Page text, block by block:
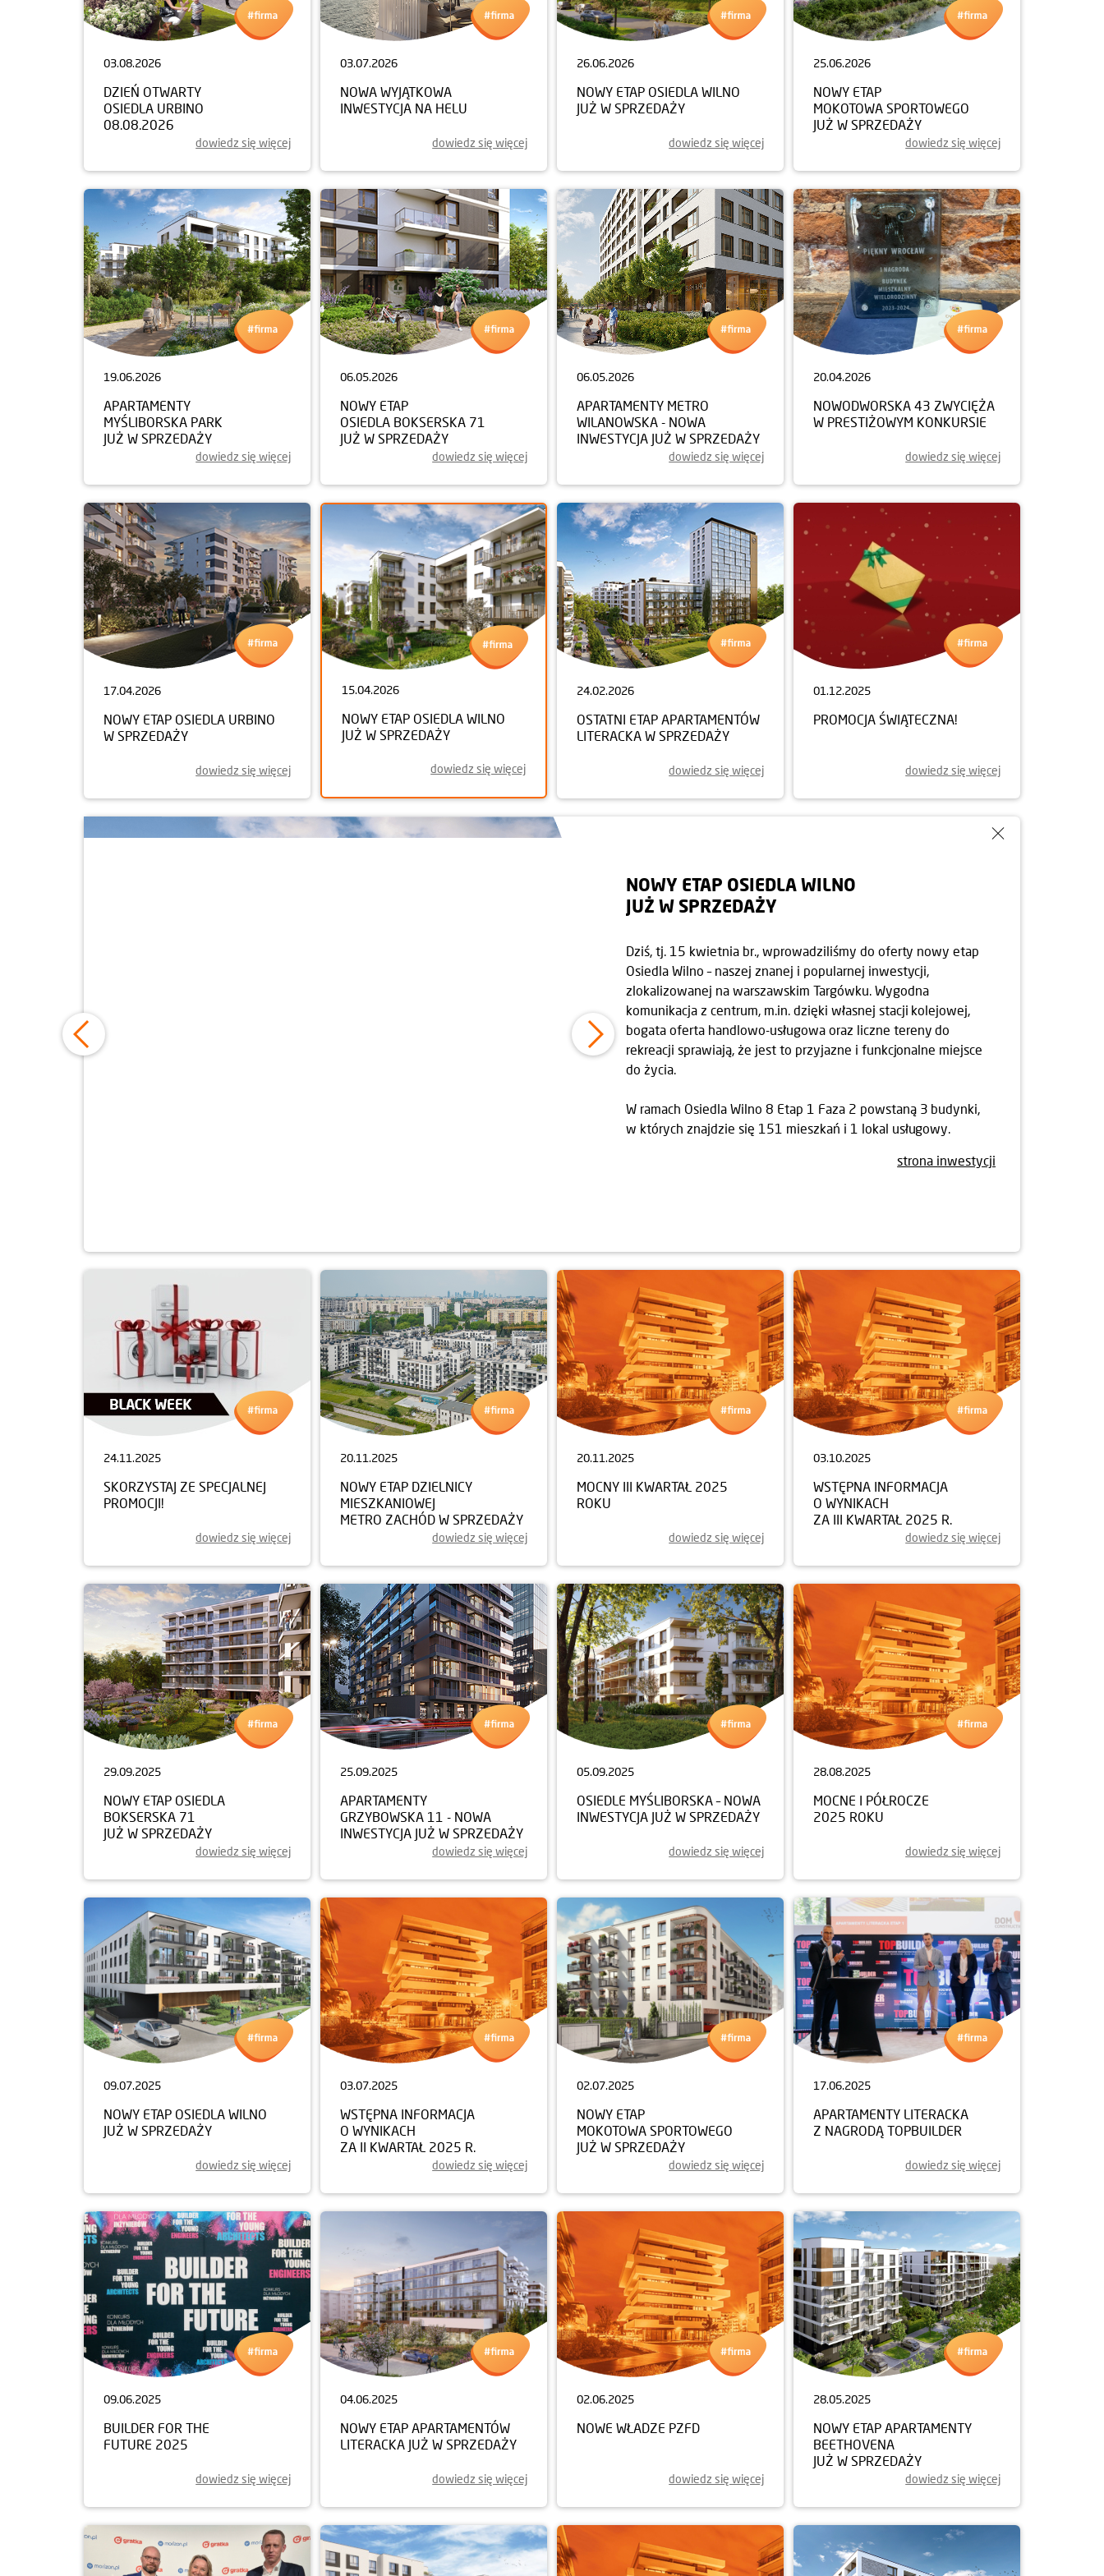
03.08.2026
DZIEŃ OTWARTY
OSIEDLA URBINO
08.08.2026
dowiedz się więcej
03.07.2026
NOWA WYJĄTKOWA
INWESTYCJA NA HELU
dowiedz się więcej
26.06.2026
NOWY ETAP OSIEDLA WILNO
JUŻ W SPRZEDAŻY
dowiedz się więcej
25.06.2026
NOWY ETAP
MOKOTOWA SPORTOWEGO
JUŻ W SPRZEDAŻY
dowiedz się więcej
19.06.2026
APARTAMENTY
MYŚLIBORSKA PARK
JUŻ W SPRZEDAŻY
dowiedz się więcej
06.05.2026
NOWY ETAP
OSIEDLA BOKSERSKA 71
JUŻ W SPRZEDAŻY
dowiedz się więcej
06.05.2026
APARTAMENTY METRO
WILANOWSKA - NOWA
INWESTYCJA JUŻ W SPRZEDAŻY
dowiedz się więcej
20.04.2026
NOWODWORSKA 43 ZWYCIĘŻA
W PRESTIŻOWYM KONKURSIE
dowiedz się więcej
17.04.2026
NOWY ETAP OSIEDLA URBINO
W SPRZEDAŻY
dowiedz się więcej
15.04.2026
NOWY ETAP OSIEDLA WILNO
JUŻ W SPRZEDAŻY
dowiedz się więcej
24.02.2026
OSTATNI ETAP APARTAMENTÓW
LITERACKA W SPRZEDAŻY
dowiedz się więcej
01.12.2025
PROMOCJA ŚWIĄTECZNA!
dowiedz się więcej
NOWY ETAP OSIEDLA WILNO
JUŻ W SPRZEDAŻY
Dziś, tj. 15 kwietnia br., wprowadziliśmy do oferty nowy etap
Osiedla Wilno – naszej znanej i popularnej inwestycji,
zlokalizowanej na warszawskim Targówku. Wygodna
komunikacja z centrum, m.in. dzięki własnej stacji kolejowej,
bogata oferta handlowo-usługowa oraz liczne tereny do
rekreacji sprawiają, że jest to przyjazne i funkcjonalne miejsce
do życia.
W ramach Osiedla Wilno 8 Etap 1 Faza 2 powstaną 3 budynki,
w których znajdzie się 151 mieszkań i 1 lokal usługowy.
strona inwestycji
24.11.2025
SKORZYSTAJ ZE SPECJALNEJ
PROMOCJI!
dowiedz się więcej
20.11.2025
NOWY ETAP DZIELNICY
MIESZKANIOWEJ
METRO ZACHÓD W SPRZEDAŻY
dowiedz się więcej
20.11.2025
MOCNY III KWARTAŁ 2025
ROKU
dowiedz się więcej
03.10.2025
WSTĘPNA INFORMACJA
O WYNIKACH
ZA III KWARTAŁ 2025 R.
dowiedz się więcej
29.09.2025
NOWY ETAP OSIEDLA
BOKSERSKA 71
JUŻ W SPRZEDAŻY
dowiedz się więcej
25.09.2025
APARTAMENTY
GRZYBOWSKA 11 - NOWA
INWESTYCJA JUŻ W SPRZEDAŻY
dowiedz się więcej
05.09.2025
OSIEDLE MYŚLIBORSKA – NOWA
INWESTYCJA JUŻ W SPRZEDAŻY
dowiedz się więcej
28.08.2025
MOCNE I PÓŁROCZE
2025 ROKU
dowiedz się więcej
09.07.2025
NOWY ETAP OSIEDLA WILNO
JUŻ W SPRZEDAŻY
dowiedz się więcej
03.07.2025
WSTĘPNA INFORMACJA
O WYNIKACH
ZA II KWARTAŁ 2025 R.
dowiedz się więcej
02.07.2025
NOWY ETAP
MOKOTOWA SPORTOWEGO
JUŻ W SPRZEDAŻY
dowiedz się więcej
17.06.2025
APARTAMENTY LITERACKA
Z NAGRODĄ TOPBUILDER
dowiedz się więcej
09.06.2025
BUILDER FOR THE
FUTURE 2025
dowiedz się więcej
04.06.2025
NOWY ETAP APARTAMENTÓW
LITERACKA JUŻ W SPRZEDAŻY
dowiedz się więcej
02.06.2025
NOWE WŁADZE PZFD
dowiedz się więcej
28.05.2025
NOWY ETAP APARTAMENTY
BEETHOVENA
JUŻ W SPRZEDAŻY
dowiedz się więcej